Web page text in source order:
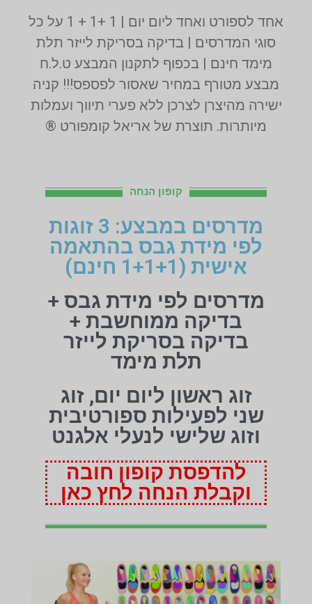
אחד לספורט ואחד ליום יום | 1 +1 + 1 על כל
סוגי המדרסים | בדיקה בסריקת לייזר תלת
מימד חינם | בכפוף לתקנון המבצע ט.ל.ח
מבצע מטורף במחיר שאסור לפספס!!! קניה
ישירה מהיצרן לצרכן ללא פערי תיווך ועמלות
מיותרות. תוצרת של אריאל קומפורט ®
קופון הנחה
מדרסים במבצע: 3 זוגות
לפי מידת גבס בהתאמה
אישית (1+1+1 חינם)
מדרסים לפי מידת גבס +
בדיקה ממוחשבת +
בדיקה בסריקת לייזר
תלת מימד
זוג ראשון ליום יום, זוג
שני לפעילות ספורטיבית
וזוג שלישי לנעלי אלגנט
להדפסת קופון חובה
וקבלת הנחה לחץ כאן